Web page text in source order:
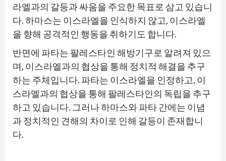
라엘과의 갈등과 싸움을 주요한 목표로 삼고 있습니
다. 하마스는 이스라엘을 인식하지 않고, 이스라엘
을 향해 공격적인 행동을 취하기도 합니다.
반면에 파타는 팔레스타인 해방기구로 알려져 있으
며, 이스라엘과의 협상을 통해 정치적 해결을 추구
하는 주체입니다. 파타는 이스라엘을 인정하고, 이
스라엘과의 협상을 통해 팔레스타인의 독립을 추구
하고 있습니다. 그러나 하마스와 파타 간에는 이념
과 정치적인 견해의 차이로 인해 갈등이 존재합니
다.